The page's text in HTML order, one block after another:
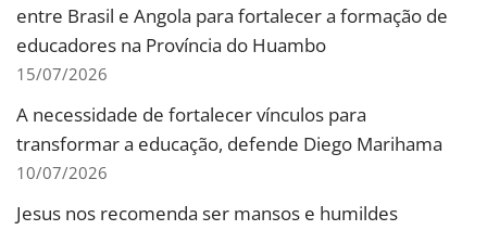
entre Brasil e Angola para fortalecer a formação de
educadores na Província do Huambo
15/07/2026
A necessidade de fortalecer vínculos para
transformar a educação, defende Diego Marihama
10/07/2026
Jesus nos recomenda ser mansos e humildes